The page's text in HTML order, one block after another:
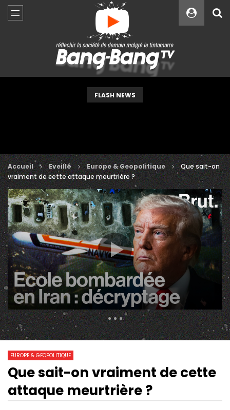
FLASH NEWS
Accueil Eveillé Europe & Geopolitique
Que sait-on
vraiment de cette attaque meurtrière ?
20 504 Views
495 0
Watch Later
23:32
IRAN : LES COULISSES D’UN
DOCUMENTAIRE HORS NORME
11:44
PENDAISON POUR LES
EUROPE & GEOPOLITIQUE
Que sait-on vraiment de cette
attaque meurtrière ?
Custom Amount
VEUILLEZ PATIENTER...